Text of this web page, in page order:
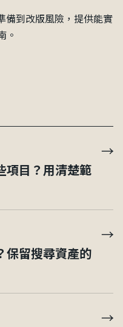
備到改版風險，提供能實
。
項目？用清楚範
→
保留搜尋資產的
→
→